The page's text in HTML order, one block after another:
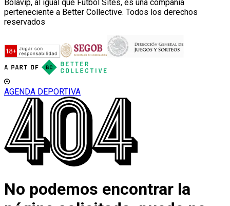
Bolavip, al igual que Futbol Sites, es una compañía
perteneciente a Better Collective. Todos los derechos
reservados
AGENDA DEPORTIVA
No podemos encontrar la